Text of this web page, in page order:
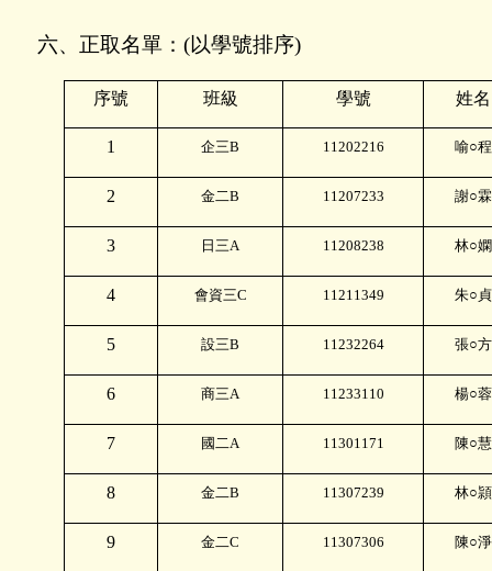
六、正取名單：(以學號排序)
序號 班級 學號 姓名
1 企三B 11202216 喻○程
2 金二B 11207233 謝○霖
3 日三A 11208238 林○嫻
4 會資三C 11211349 朱○貞
5 設三B 11232264 張○方
6 商三A 11233110 楊○蓉
7 國二A 11301171 陳○慧
8 金二B 11307239 林○頴
9 金二C 11307306 陳○淨